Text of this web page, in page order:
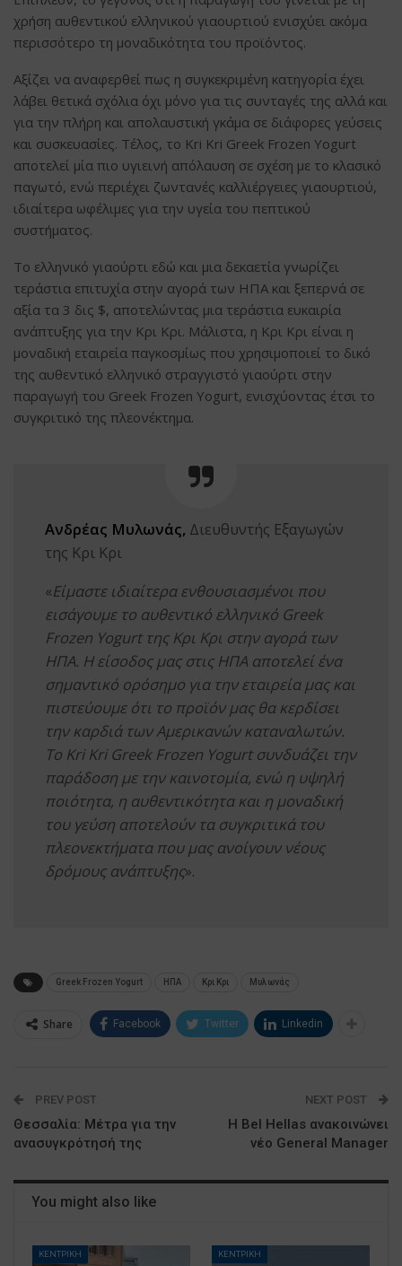
χρήση αυθεντικού ελληνικού γιαουρτιού ενισχύει ακόμα
περισσότερο τη μοναδικότητα του προϊόντος.
Αξίζει να αναφερθεί πως η συγκεκριμένη κατηγορία έχει
λάβει θετικά σχόλια όχι μόνο για τις συνταγές της αλλά και
για την πλήρη και απολαυστική γκάμα σε διάφορες γεύσεις
και συσκευασίες. Τέλος, το Kri Kri Greek Frozen Yogurt
αποτελεί μία πιο υγιεινή απόλαυση σε σχέση με το κλασικό
παγωτό, ενώ περιέχει ζωντανές καλλιέργειες γιαουρτιού,
ιδιαίτερα ωφέλιμες για την υγεία του πεπτικού
συστήματος.
Το ελληνικό γιαούρτι εδώ και μια δεκαετία γνωρίζει
τεράστια επιτυχία στην αγορά των ΗΠΑ και ξεπερνά σε
αξία τα 3 δις $, αποτελώντας μια τεράστια ευκαιρία
ανάπτυξης για την Κρι Κρι. Μάλιστα, η Κρι Κρι είναι η
μοναδική εταιρεία παγκοσμίως που χρησιμοποιεί το δικό
της αυθεντικό ελληνικό στραγγιστό γιαούρτι στην
παραγωγή του Greek Frozen Yogurt, ενισχύοντας έτσι το
συγκριτικό της πλεονέκτημα.
Ανδρέας Μυλωνάς, Διευθυντής Εξαγωγών
της Κρι Κρι
«Είμαστε ιδιαίτερα ενθουσιασμένοι που
εισάγουμε το αυθεντικό ελληνικό Greek
Frozen Yogurt της Κρι Κρι στην αγορά των
ΗΠΑ. Η είσοδος μας στις ΗΠΑ αποτελεί ένα
σημαντικό ορόσημο για την εταιρεία μας και
πιστεύουμε ότι το προϊόν μας θα κερδίσει
την καρδιά των Αμερικανών καταναλωτών.
Το Kri KriGreek Frozen Yogurt συνδυάζει την
παράδοση με την καινοτομία, ενώ η υψηλή
ποιότητα, η αυθεντικότητα και η μοναδική
του γεύση αποτελούν τα συγκριτικά του
πλεονεκτήματα που μας ανοίγουν νέους
δρόμους ανάπτυξης».
Greek Frozen Yogurt ΗΠΑ Κρι Κρι Μυλωνάς
Share Facebook Twitter Linkedin
PREV POST
Θεσσαλία: Μέτρα για την
ανασυγκρότησή της
NEXT POST
Η Bel Hellas ανακοινώνει
νέο General Manager
You might also like
ΚΕΝΤΡΙΚΗ ΚΕΝΤΡΙΚΗ